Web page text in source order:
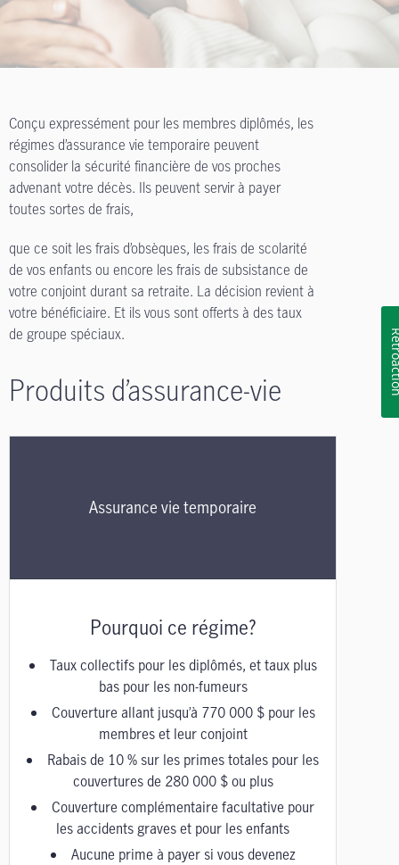
Conçu expressément pour les membres diplômés, les
régimes d’assurance vie temporaire peuvent
consolider la sécurité financière de vos proches
advenant votre décès. Ils peuvent servir à payer
toutes sortes de frais,
que ce soit les frais d’obsèques, les frais de scolarité
de vos enfants ou encore les frais de subsistance de
votre conjoint durant sa retraite. La décision revient à
votre bénéficiaire. Et ils vous sont offerts à des taux
de groupe spéciaux.
Produits d’assurance-vie
Assurance vie temporaire
Pourquoi ce régime?
Taux collectifs pour les diplômés, et taux plus
bas pour les non-fumeurs
Couverture allant jusqu’à 770 000 $ pour les
membres et leur conjoint
Rabais de 10 % sur les primes totales pour les
couvertures de 280 000 $ ou plus
Couverture complémentaire facultative pour
les accidents graves et pour les enfants
Aucune prime à payer si vous devenez